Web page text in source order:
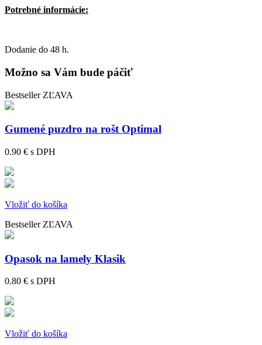
Potrebné informácie:
Dodanie do 48 h.
Možno sa Vám bude páčiť
Bestseller ZĽAVA
Gumené puzdro na rošt Optimal
0.90 € s DPH
Vložiť do košíka
Bestseller ZĽAVA
Opasok na lamely Klasik
0.80 € s DPH
Vložiť do košíka